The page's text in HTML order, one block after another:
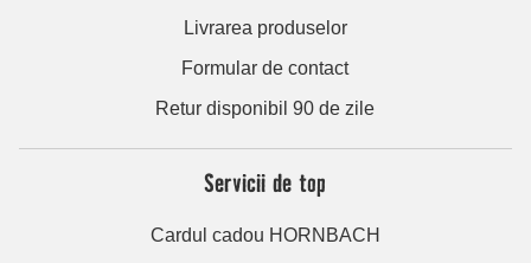
Livrarea produselor
Formular de contact
Retur disponibil 90 de zile
Servicii de top
Cardul cadou HORNBACH